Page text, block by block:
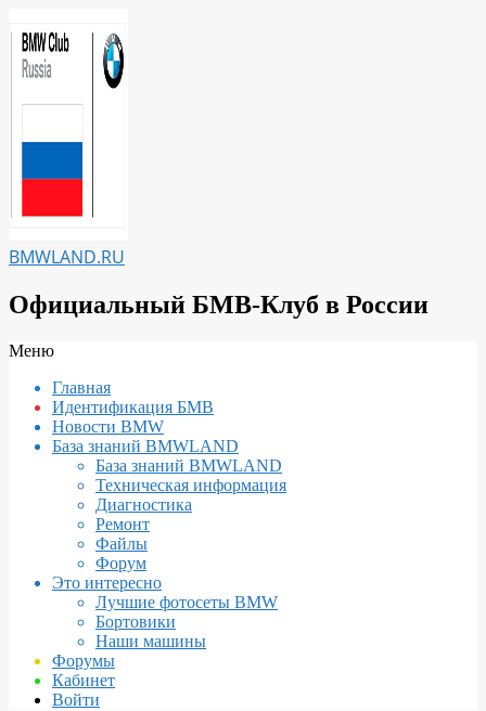
к
содержимому
BMWLAND.RU
Официальный БМВ-Клуб в России
Вторичное
навигации
Меню
Главная
Идентификация БМВ
Новости BMW
База знаний BMWLAND
База знаний BMWLAND
Техническая информация
Диагностика
Ремонт
Файлы
Форум
Это интересно
Лучшие фотосеты BMW
Бортовики
Наши машины
Форумы
Кабинет
Войти